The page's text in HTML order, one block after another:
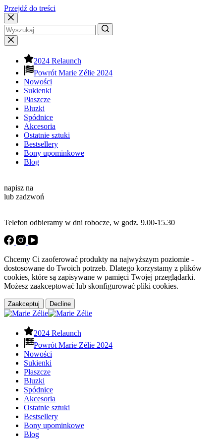
Przejdź do treści
2024 Relaunch
Powrót Marie Zélie 2024
Nowości
Sukienki
Płaszcze
Bluzki
Spódnice
Akcesoria
Ostatnie sztuki
Bestsellery
Bony upominkowe
Blog
napisz na
lub zadzwoń
Telefon odbieramy w dni robocze, w godz. 9.00-15.30
Chcemy Ci zaoferować produkty na najwyższym poziomie -
dostosowane do Twoich potrzeb. Dlatego korzystamy z plików
cookies, które są zapisywane w pamięci Twojej przeglądarki.
Możesz zaakceptować lub skonfigurować pliki cookies.
Zaakceptuj Decline
2024 Relaunch
Powrót Marie Zélie 2024
Nowości
Sukienki
Płaszcze
Bluzki
Spódnice
Akcesoria
Ostatnie sztuki
Bestsellery
Bony upominkowe
Blog